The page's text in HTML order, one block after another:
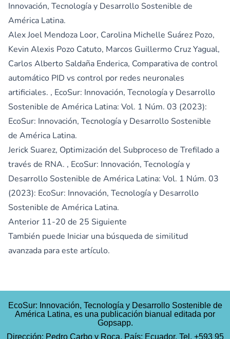
Innovación, Tecnología y Desarrollo Sostenible de
América Latina.
Alex Joel Mendoza Loor, Carolina Michelle Suárez Pozo,
Kevin Alexis Pozo Catuto, Marcos Guillermo Cruz Yagual,
Carlos Alberto Saldaña Enderica, Comparativa de control
automático PID vs control por redes neuronales
artificiales. , EcoSur: Innovación, Tecnología y Desarrollo
Sostenible de América Latina: Vol. 1 Núm. 03 (2023):
EcoSur: Innovación, Tecnología y Desarrollo Sostenible
de América Latina.
Jerick Suarez, Optimización del Subproceso de Trefilado a
través de RNA. , EcoSur: Innovación, Tecnología y
Desarrollo Sostenible de América Latina: Vol. 1 Núm. 03
(2023): EcoSur: Innovación, Tecnología y Desarrollo
Sostenible de América Latina.
Anterior 11-20 de 25 Siguiente
También puede Iniciar una búsqueda de similitud
avanzada para este artículo.
EcoSur: Innovación, Tecnología y Desarrollo Sostenible de
América Latina, es una publicación bianual editada por
Gopsapp.
Dirección: Pedro Carbo y Roca. País: Ecuador. Tel. +593 95